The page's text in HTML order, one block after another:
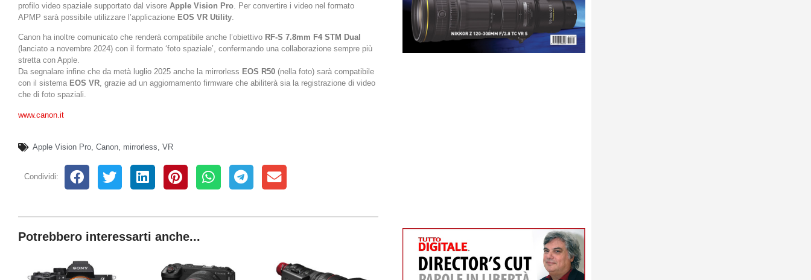
profilo video spaziale supportato dal visore Apple Vision Pro. Per convertire i video nel formato
APMP sarà possibile utilizzare l’applicazione EOS VR Utility.
Canon ha inoltre comunicato che renderà compatibile anche l’obiettivo RF-S 7.8mm F4 STM Dual
(lanciato a novembre 2024) con il formato ‘foto spaziale’, confermando una collaborazione sempre più
stretta con Apple.
Da segnalare infine che da metà luglio 2025 anche la mirrorless EOS R50 (nella foto) sarà compatibile
con il sistema EOS VR, grazie ad un aggiornamento firmware che abiliterà sia la registrazione di video
che di foto spaziali.
www.canon.it
Apple Vision Pro, Canon, mirrorless, VR
Condividi:
Potrebbero interessarti anche...